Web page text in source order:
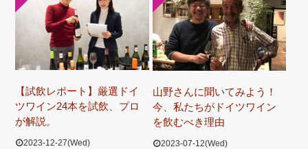
【試飲レポート】厳選ドイ
ツワイン24本を試飲、プロ
が解説。
2023-12-27(Wed)
山野さんに聞いてみよう！
今、私たちがドイツワイン
を飲むべき理由
2023-07-12(Wed)